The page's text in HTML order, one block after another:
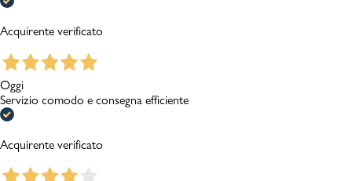
Acquirente verificato
Oggi
Servizio comodo e consegna efficiente
Acquirente verificato